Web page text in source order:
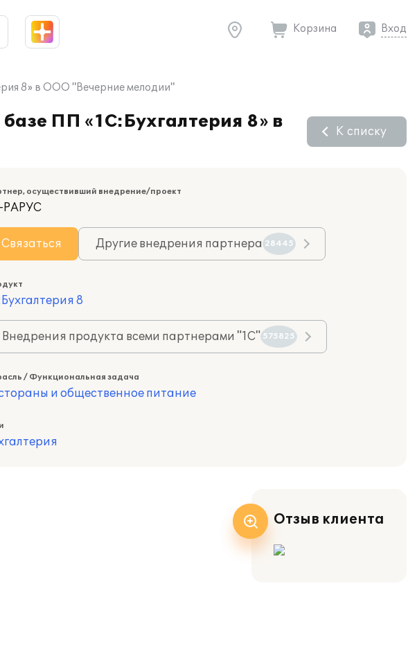
Корзина Вход
8» в ООО "Вечерние мелодии"
ПП «1С:Бухгалтерия 8» в
К списку
осуществивший внедрение/проект
РАРУС
Связаться Другие внедрения партнера 28445
8
Внедрения продукта всеми партнерами "1С" 575825
/ Функциональная задача
и общественное питание
Отзыв клиента